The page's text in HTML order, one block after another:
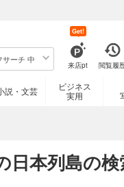
サーチ 中
来店pt
Get!
閲覧履
説・文芸
ビジネス
実用
日本列島の検